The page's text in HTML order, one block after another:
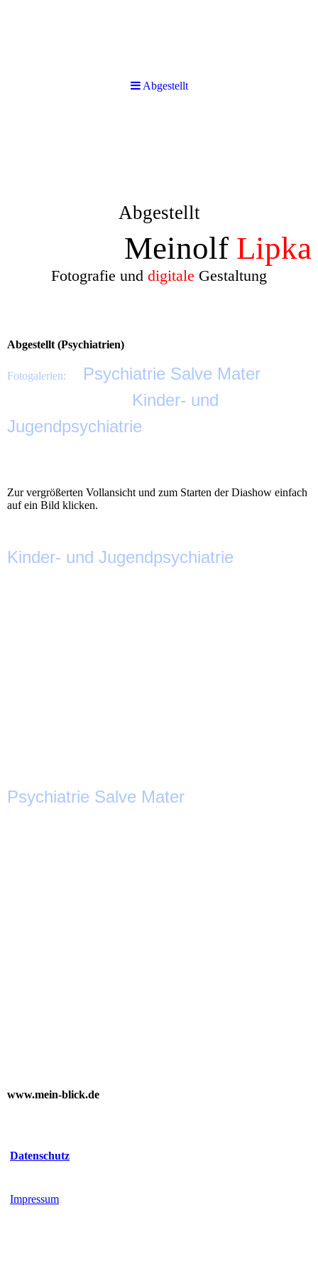
Abgestellt
Meinolf Lipka
Fotografie und digitale Gestaltung
Abgestellt (Psychiatrien)
Fotogalerien:
Psychiatrie Salve Mater
Kinder- und
Jugendpsychiatrie
Zur vergrößerten Vollansicht und zum Starten der Diashow einfach
auf ein Bild klicken.
Kinder- und Jugendpsychiatrie
Psychiatrie Salve Mater
www.mein-blick.de
Datenschutz
Impressum
Abgestellt